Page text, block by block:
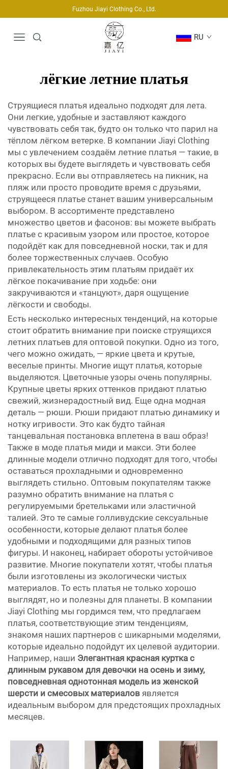
Fuzhou Jiayi Clothing Co., Ltd.
RU
лёгкие летние платья
Струящиеся платья идеально подходят для лета.
Они легкие, удобные и заставляют каждого
чувствовать себя так, будто он только что парил на
тёплом лёгком ветерке. В компании Jiayi Clothing
мы с увлечением создаём летние платья — такие, в
которых вы будете выглядеть и чувствовать себя
прекрасно. Если вы отправляетесь на пикник, на
пляж или просто проводите время с друзьями,
струящееся платье станет вашим универсальным
выбором. В ассортименте представлено
множество цветов и фасонов: вы можете выбрать
платье с красивым узором или простое, которое
подойдёт как для повседневной носки, так и для
более торжественных случаев. Особую
привлекательность этим платьям придаёт их
лёгкое покачивание при ходьбе: они
закручиваются и «танцуют», даря ощущение
лёгкости и свободы.
Есть несколько интересных тенденций, на которые
стоит обратить внимание при поиске струящихся
летних платьев для оптовой покупки. Одно из того,
чего можно ожидать, — яркие цвета и крутые,
веселые принты. Многие ищут платья, которые
выделяются. Цветочные узоры очень популярны.
Крупные цветы ярких оттенков придают платью
свежий, жизнерадостный вид. Еще одна модная
деталь — рюши. Рюши придают платью динамику и
нотку игривости. Это как будто тайная
танцевальная постановка вплетена в ваш образ!
Также в моде платья миди и макси. Эти более
длинные модели отлично подходят для того, чтобы
оставаться прохладными и одновременно
выглядеть стильно. Оптовым покупателям также
разумно обратить внимание на платья с
регулируемыми бретельками или эластичной
талией. Это те самые голливудские сексуальные
особенности, которые делают платья более
удобными и подходящими для разных типов
фигуры. И наконец, набирает обороты устойчивое
развитие. Многие покупатели хотят, чтобы платья
были изготовлены из экологически чистых
материалов. То есть платья не только хорошо
выглядят, но и полезны для планеты. В компании
Jiayi Clothing мы гордимся тем, что предлагаем
платья, соответствующие этим тенденциям,
знакомя наших партнеров с шикарными моделями,
которые идеально подойдут их целевой аудитории.
Например, наши Элегантная красная куртка с
длинным рукавом для девочки на осень и зиму,
повседневная однотонная модель из женской
шерсти и смесовых материалов является
идеальным выбором для предстоящих прохладных
месяцев.